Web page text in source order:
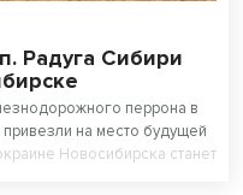
Радуга Сибири
перрона в
на место будущей
Новосибирска станет